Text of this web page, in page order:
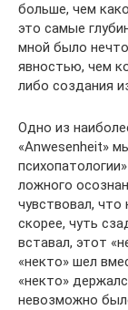
больше, чем
это самые
мной было
явностью, чем
либо создания
Одно из
«Anwesenheit»
ложного
чувствовал,
скорее, чуть
вставал, этот
«некто» шел
«некто»
невозможно